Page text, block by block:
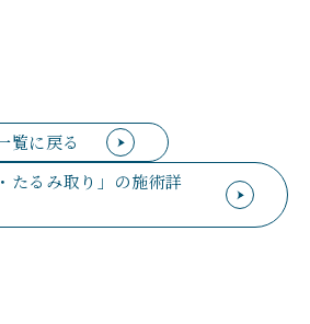
覧に戻る
たるみ取り」の施術詳